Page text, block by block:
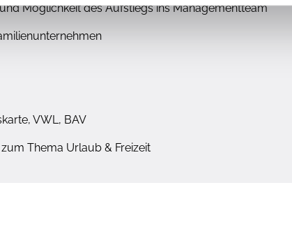
Möglichkeit des Aufstiegs ins Managementteam
VWL, BAV
Thema Urlaub & Freizeit